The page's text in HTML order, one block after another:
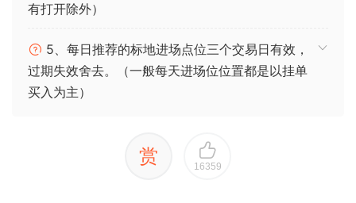
有打开除外）
5、每日推荐的标地进场点位三个交易日有效，
过期失效舍去。（一般每天进场位位置都是以挂单
买入为主）
赏 16359